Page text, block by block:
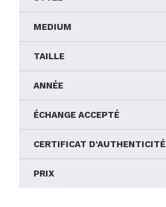
MEDIUM
TAILLE
ANNÉE
ÉCHANGE ACCEPTÉ
CERTIFICAT D'AUTHENTICITÉ
PRIX